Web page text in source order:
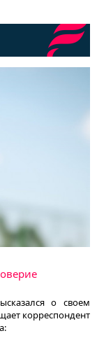
о своем
корреспондент